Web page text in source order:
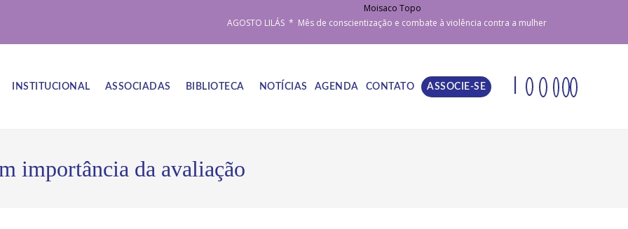
AGOSTO LILÁS * Mês de conscientização e combate à violência contra a mulher
|
INSTITUCIONAL ASSOCIADAS BIBLIOTECA NOTÍCIAS AGENDA CONTATO ASSOCIE-SE ALTERNAR
importância da avaliação